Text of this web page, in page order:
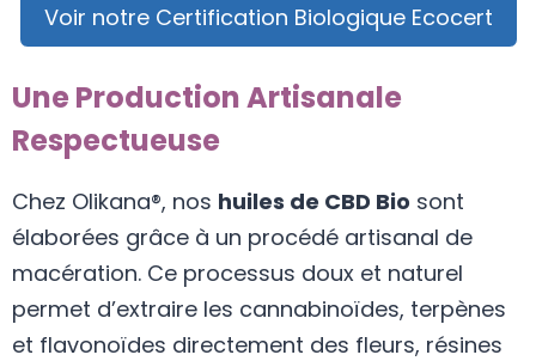
Voir notre Certification Biologique Ecocert
Une Production Artisanale
Respectueuse
Chez Olikana®, nos huiles de CBD Bio sont
élaborées grâce à un procédé artisanal de
macération. Ce processus doux et naturel
permet d’extraire les cannabinoïdes, terpènes
et flavonoïdes directement des fleurs, résines